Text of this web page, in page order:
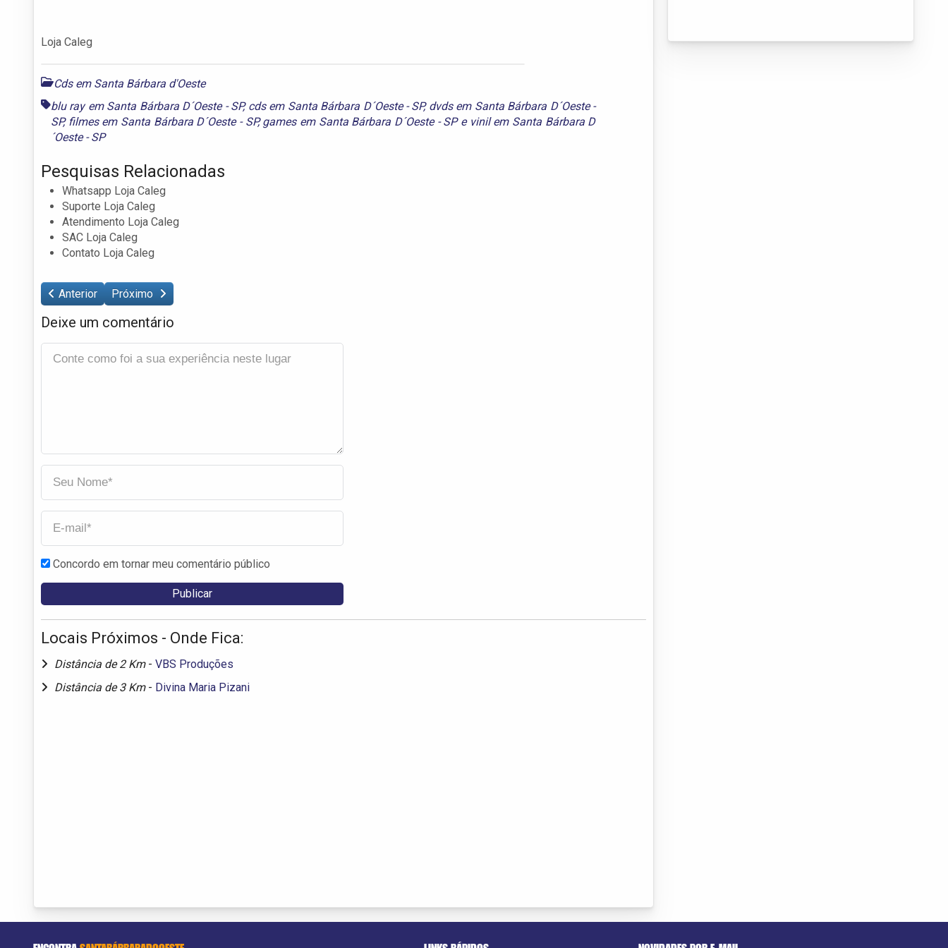
Loja Caleg
Cds em Santa Bárbara d'Oeste
blu ray em Santa Bárbara D´Oeste - SP, cds em Santa Bárbara D´Oeste - SP, dvds em Santa Bárbara D´Oeste -
SP, filmes em Santa Bárbara D´Oeste - SP,games em Santa Bárbara D´Oeste - SPe vinil em Santa Bárbara D
´Oeste - SP
Pesquisas Relacionadas
Whatsapp Loja Caleg
Suporte Loja Caleg
Atendimento Loja Caleg
SAC Loja Caleg
Contato Loja Caleg
Anterior Próximo
Deixe um comentário
Concordo em tornar meu comentário público
Locais Próximos - Onde Fica:
Distância de 2 Km - VBS Produções
Distância de 3 Km - Divina Maria Pizani